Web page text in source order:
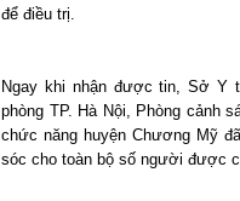
để điều trị.
Ngay khi nhận được tin, Sở Y
phòng TP. Hà Nội, Phòng cảnh
chức năng huyện Chương Mỹ
sóc cho toàn bộ số người được